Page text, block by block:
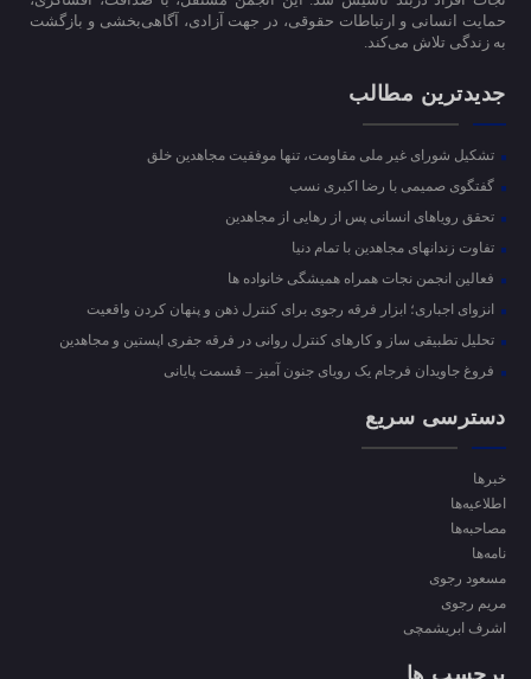
حمایت انسانی و ارتباطات حقوقی، در جهت آزادی، آگاهی‌بخشی و بازگشت
به زندگی تلاش می‌کند.
جدیدترین مطالب
تشکیل شورای غیر ملی مقاومت، تنها موفقیت مجاهدین خلق
گفتگوی صمیمی با رضا اکبری نسب
تحقق رویاهای انسانی پس از رهایی از مجاهدین
تفاوت زندانهای مجاهدین با تمام دنیا
فعالین انجمن نجات همراه همیشگی خانواده ها
انزوای اجباری؛ ابزار فرقه رجوی برای کنترل ذهن و پنهان کردن واقعیت
تحلیل تطبیقی ساز و کارهای کنترل روانی در فرقه جفری اپستین و مجاهدین
فروغ جاویدان فرجام یک رویای جنون آمیز – قسمت پایانی
دسترسی سریع
خبرها
اطلاعیه‌ها
مصاحبه‌ها
نامه‌ها
مسعود رجوی
مریم رجوی
اشرف ابریشمچی